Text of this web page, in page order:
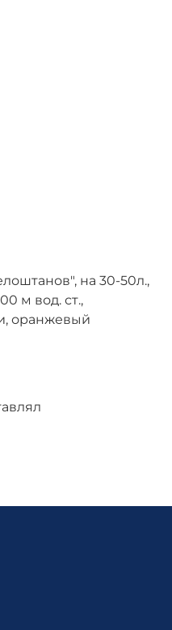
на 30-50л.,
м вод. ст.,
оранжевый